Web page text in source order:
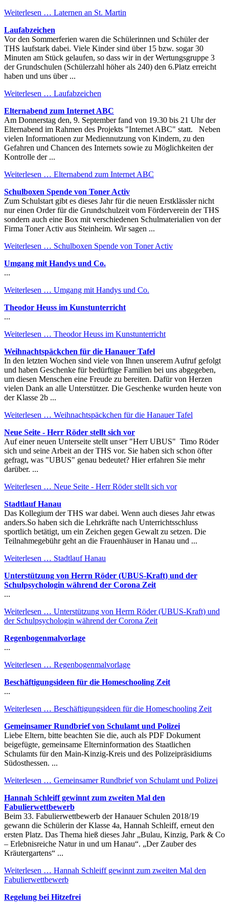
Weiterlesen … Laternen an St. Martin
Laufabzeichen
Vor den Sommerferien waren die Schülerinnen und Schüler der
THS laufstark dabei. Viele Kinder sind über 15 bzw. sogar 30
Minuten am Stück gelaufen, so dass wir in der Wertungsgruppe 3
der Grundschulen (Schülerzahl höher als 240) den 6.Platz erreicht
haben und uns über ...
Weiterlesen … Laufabzeichen
Elternabend zum Internet ABC
Am Donnerstag den, 9. September fand von 19.30 bis 21 Uhr der
Elternabend im Rahmen des Projekts "Internet ABC" statt. Neben
vielen Informationen zur Mediennutzung von Kindern, zu den
Gefahren und Chancen des Internets sowie zu Möglichkeiten der
Kontrolle der ...
Weiterlesen … Elternabend zum Internet ABC
Schulboxen Spende von Toner Activ
Zum Schulstart gibt es dieses Jahr für die neuen Erstklässler nicht
nur einen Order für die Grundschulzeit vom Förderverein der THS
sondern auch eine Box mit verschiedenen Schulmaterialien von der
Firma Toner Activ aus Steinheim. Wir sagen ...
Weiterlesen … Schulboxen Spende von Toner Activ
Umgang mit Handys und Co.
...
Weiterlesen … Umgang mit Handys und Co.
Theodor Heuss im Kunstunterricht
...
Weiterlesen … Theodor Heuss im Kunstunterricht
Weihnachtspäckchen für die Hanauer Tafel
In den letzten Wochen sind viele von Ihnen unserem Aufruf gefolgt
und haben Geschenke für bedürftige Familien bei uns abgegeben,
um diesen Menschen eine Freude zu bereiten. Dafür von Herzen
vielen Dank an alle Unterstützer. Die Geschenke wurden heute von
der Klasse 2b ...
Weiterlesen … Weihnachtspäckchen für die Hanauer Tafel
Neue Seite - Herr Röder stellt sich vor
Auf einer neuen Unterseite stellt unser "Herr UBUS" Timo Röder
sich und seine Arbeit an der THS vor. Sie haben sich schon öfter
gefragt, was "UBUS" genau bedeutet? Hier erfahren Sie mehr
darüber. ...
Weiterlesen … Neue Seite - Herr Röder stellt sich vor
Stadtlauf Hanau
Das Kollegium der THS war dabei. Wenn auch dieses Jahr etwas
anders.So haben sich die Lehrkräfte nach Unterrichtsschluss
sportlich betätigt, um ein Zeichen gegen Gewalt zu setzen. Die
Teilnahmegebühr geht an die Frauenhäuser in Hanau und ...
Weiterlesen … Stadtlauf Hanau
Unterstützung von Herrn Röder (UBUS-Kraft) und der
Schulpsychologin während der Corona Zeit
...
Weiterlesen … Unterstützung von Herrn Röder (UBUS-Kraft) und
der Schulpsychologin während der Corona Zeit
Regenbogenmalvorlage
...
Weiterlesen … Regenbogenmalvorlage
Beschäftigungsideen für die Homeschooling Zeit
...
Weiterlesen … Beschäftigungsideen für die Homeschooling Zeit
Gemeinsamer Rundbrief von Schulamt und Polizei
Liebe Eltern, bitte beachten Sie die, auch als PDF Dokument
beigefügte, gemeinsame Elterninformation des Staatlichen
Schulamts für den Main-Kinzig-Kreis und des Polizeipräsidiums
Südosthessen. ...
Weiterlesen … Gemeinsamer Rundbrief von Schulamt und Polizei
Hannah Schleiff gewinnt zum zweiten Mal den
Fabulierwettbewerb
Beim 33. Fabulierwettbewerb der Hanauer Schulen 2018/19
gewann die Schülerin der Klasse 4a, Hannah Schleiff, erneut den
ersten Platz. Das Thema hieß dieses Jahr „Bulau, Kinzig, Park & Co
– Erlebnisreiche Natur in und um Hanau“. „Der Zauber des
Kräutergartens“ ...
Weiterlesen … Hannah Schleiff gewinnt zum zweiten Mal den
Fabulierwettbewerb
Regelung bei Hitzefrei